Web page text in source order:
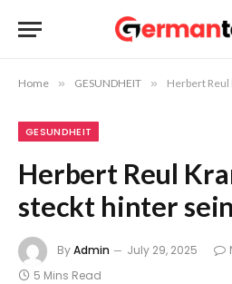
Home » GESUNDHEIT » Herbert Reul
GESUNDHEIT
Herbert Reul
steckt hinter
ByAdmin July 29, 2025
5 Mins Read